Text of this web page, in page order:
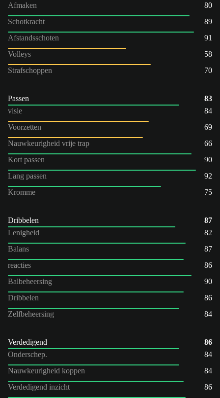
Afmaken
80
Schotkracht
89
Afstandsschoten
91
Volleys
58
Strafschoppen
70
Passen
83
visie
84
Voorzetten
69
Nauwkeurigheid vrije trap
66
Kort passen
90
Lang passen
92
Kromme
75
Dribbelen
87
Lenigheid
82
Balans
87
reacties
86
Balbeheersing
90
Dribbelen
86
Zelfbeheersing
84
Verdedigend
86
Onderschep.
84
Nauwkeurigheid koppen
84
Verdedigend inzicht
86